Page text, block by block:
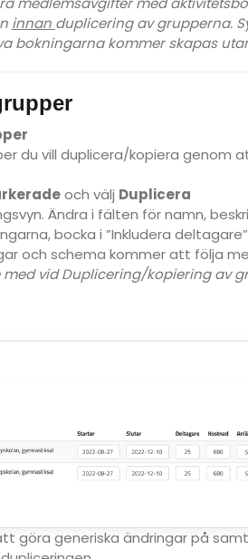
innan duplicering av grupperna.
bokningarna kommer skapas
du vill duplicera/kopiera genom
och välj Duplicera
Ändra i fälten för namn,
bocka i ”Inkludera
och schema kommer att följa
vid Duplicering/kopiering av
göra generiska ändringar på